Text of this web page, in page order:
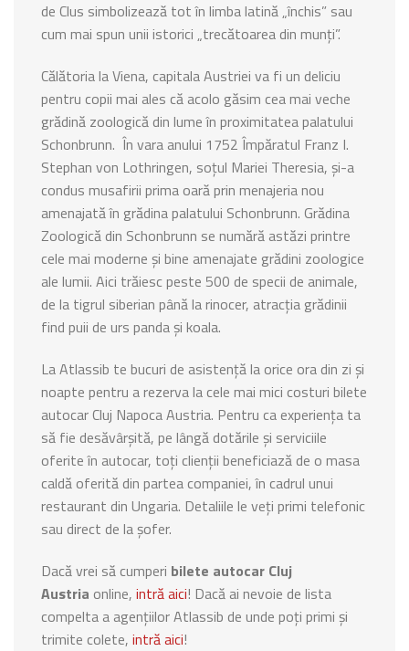
de Clus simbolizează tot în limba latină „închis” sau
cum mai spun unii istorici „trecătoarea din munți”.
Călătoria la Viena, capitala Austriei va fi un deliciu
pentru copii mai ales că acolo găsim cea mai veche
grădină zoologică din lume în proximitatea palatului
Schonbrunn. În vara anului 1752 Împăratul Franz I.
Stephan von Lothringen, soțul Mariei Theresia, și-a
condus musafirii prima oară prin menajeria nou
amenajată în grădina palatului Schonbrunn. Grădina
Zoologică din Schonbrunn se numără astăzi printre
cele mai moderne și bine amenajate grădini zoologice
ale lumii. Aici trăiesc peste 500 de specii de animale,
de la tigrul siberian până la rinocer, atracția grădinii
find puii de urs panda și koala.
La Atlassib te bucuri de asistență la orice ora din zi și
noapte pentru a rezerva la cele mai mici costuri bilete
autocar Cluj Napoca Austria. Pentru ca experiența ta
să fie desăvârșită, pe lângă dotările și serviciile
oferite în autocar, toți clienții beneficiază de o masa
caldă oferită din partea companiei, în cadrul unui
restaurant din Ungaria. Detaliile le veți primi telefonic
sau direct de la șofer.
Dacă vrei să cumperi bilete autocar Cluj
Austria online, intră aici! Dacă ai nevoie de lista
compelta a agențiilor Atlassib de unde poți primi și
trimite colete, intră aici!